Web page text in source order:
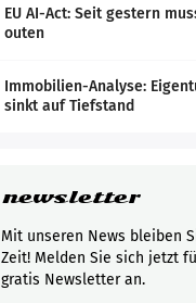
EU AI-Act: Seit gestern
outen
Immobilien-Analyse:
sinkt auf Tiefstand
newsletter
Mit unseren News bleiben
Zeit! Melden Sie sich jetzt
gratis Newsletter an.